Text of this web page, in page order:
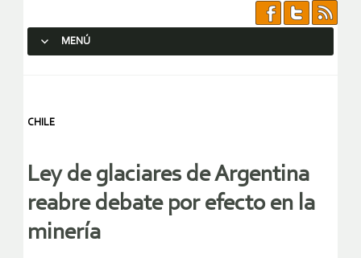
MENÚ
CHILE
Ley de glaciares de Argentina
reabre debate por efecto en la
minería